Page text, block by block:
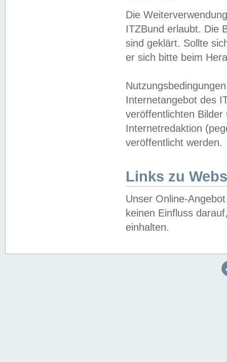
Die
ITZBund erlaubt. Die
sind geklärt. Sollte
er sich bitte beim
Internetangebot des
veröffentlichten
Internetredaktion
veröffentlicht werden.
Links zu
Unser Online-
keinen Einfluss
einhalten.